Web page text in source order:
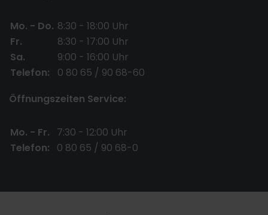
Mo. - Do. 8:30 - 18:00 Uhr
Fr.
8:30 - 17:00 Uhr
Sa.
9:00 - 16:00 Uhr
Telefon:
0 80 65 / 90 68-60
Öffnungszeiten Service:
Mo. - Fr.
7:30 - 12:00 Uhr
Telefon:
0 80 65 / 90 68-0